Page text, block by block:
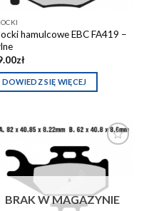
hamulcowe EBC FA419 –
zł
DOWIEDZ SIĘ WIĘCEJ
schowka
BRAK W MAGAZYNIE